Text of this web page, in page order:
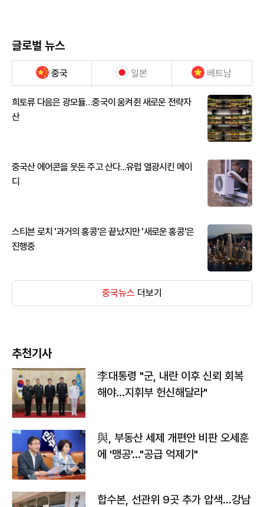
글로벌 뉴스
중국 일본 베트남
희토류 다음은 광모듈…중국이 움켜쥔 새로운 전략자
산
중국산 에어콘을 웃돈 주고 산다...유럽 열광시킨 메이
디
스티븐 로치 '과거의 홍콩'은 끝났지만 '새로운 홍콩'은
진행중
중국뉴스 더보기
추천기사
李대통령 "군, 내란 이후 신뢰 회복
해야…지휘부 헌신해달라"
與, 부동산 세제 개편안 비판 오세훈
에 '맹공'…"공급 억제기"
합수본, 선관위 9곳 추가 압색…강남